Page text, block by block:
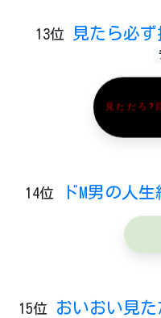
13位 見たら必
見ただろ?
14位 ドM男の人
15位
おいおい見